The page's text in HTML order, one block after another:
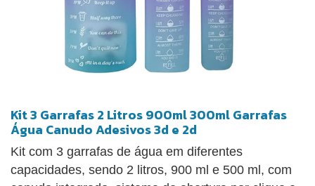
Kit 3 Garrafas 2 Litros 900ml 300ml Garrafas
Água Canudo Adesivos 3d e 2d
Kit com 3 garrafas de água em diferentes
capacidades, sendo 2 litros, 900 ml e 500 ml, com